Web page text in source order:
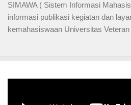
SIMAWA ( Sistem Informasi
informasi publikasi kegiatan dan
kemahasiswaan Universitas